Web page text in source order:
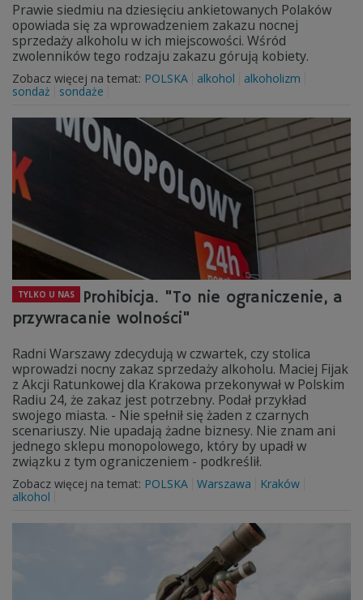
Prawie siedmiu na dziesięciu ankietowanych Polaków
opowiada się za wprowadzeniem zakazu nocnej
sprzedaży alkoholu w ich miejscowości. Wśród
zwolenników tego rodzaju zakazu górują kobiety.
Zobacz więcej na temat: POLSKA alkohol
alkoholizm
sondaż
sondaże
TYLKO U NAS
Prohibicja. "To nie ograniczenie, a
przywracanie wolności"
Radni Warszawy zdecydują w czwartek, czy stolica
wprowadzi nocny zakaz sprzedaży alkoholu. Maciej Fijak
z Akcji Ratunkowej dla Krakowa przekonywał w Polskim
Radiu 24, że zakaz jest potrzebny. Podał przykład
swojego miasta. - Nie spełnił się żaden z czarnych
scenariuszy. Nie upadają żadne biznesy. Nie znam ani
jednego sklepu monopolowego, który by upadł w
związku z tym ograniczeniem - podkreślił.
Zobacz więcej na temat: POLSKA Warszawa
Kraków
alkohol